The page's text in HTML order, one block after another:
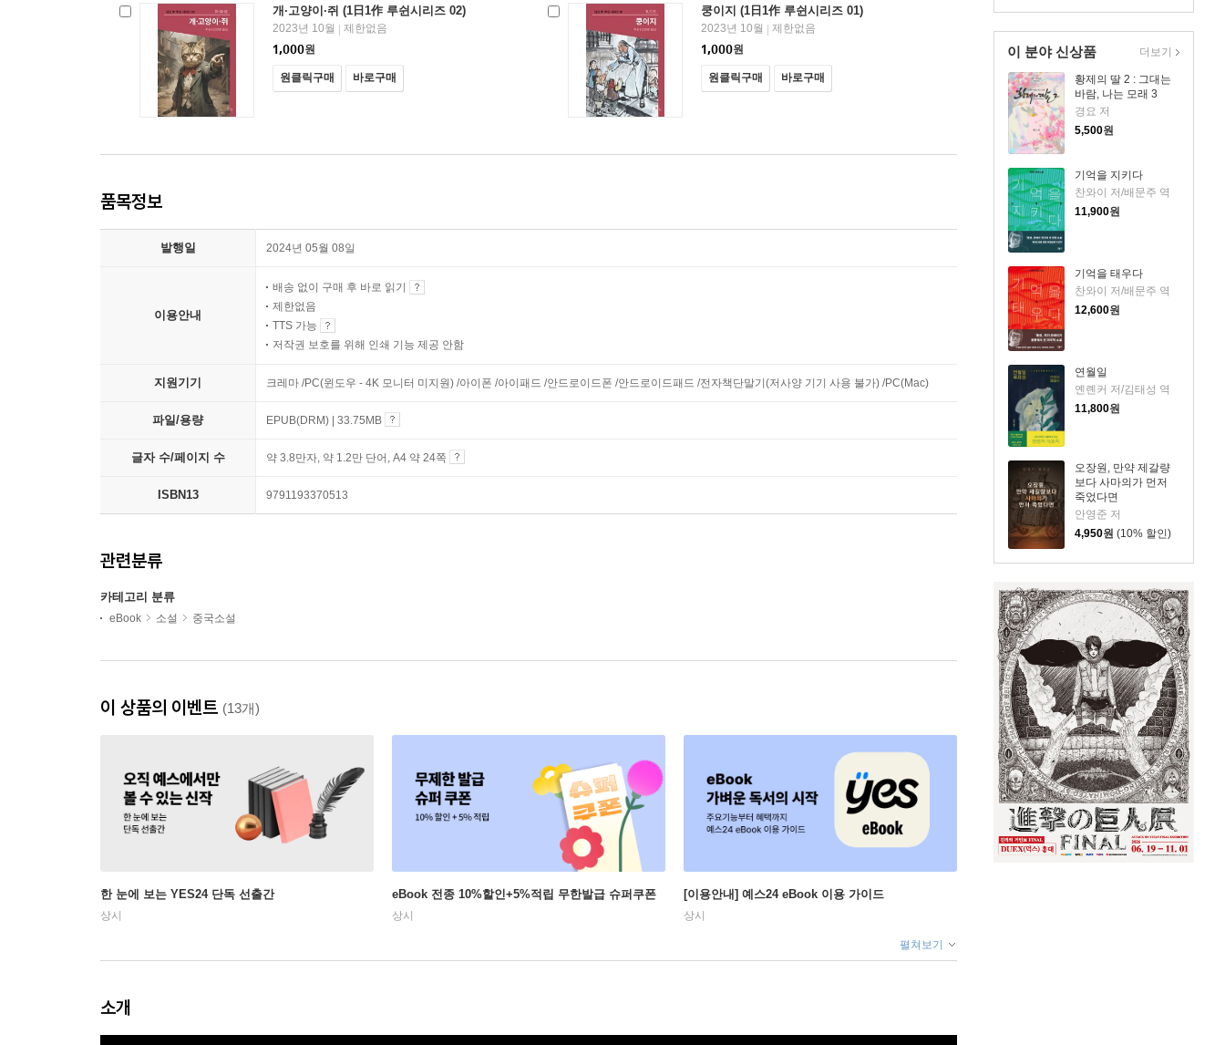
이 분야 신상품
황제의 딸 2 : 그대는
바람, 나는 모래 3
경요 저
5,500원
기억을 지키다
찬와이 저/배문주 역
11,900원
기억을 태우다
찬와이 저/배문주 역
12,600원
연월일
옌롄커 저/김태성 역
11,800원
오장원, 만약 제갈량
보다 사마의가 먼저
죽었다면
안영준 저
4,950원 (10% 할인)
더보기
개·고양이·쥐 (1日1作 루쉰시리즈 02)
2023년 10월 | 제한없음
1,000원
원클릭구매 바로구매
쿵이지 (1日1作 루쉰시리즈 01)
2023년 10월 | 제한없음
1,000원
원클릭구매 바로구매
품목정보
발행일 2024년 05월 08일
이용안내
배송 없이 구매 후 바로 읽기
제한없음
TTS 가능
저작권 보호를 위해 인쇄 기능 제공 안함
지원기기 크레마 /PC(윈도우 - 4K 모니터 미지원) /아이폰 /아이패드 /안드로이드폰 /안드로이드패드 /전자책단말기(저사양 기기 사용 불가) /PC(Mac)
파일/용량 EPUB(DRM) | 33.75MB
글자 수/페이지 수 약 3.8만자, 약 1.2만 단어, A4 약 24쪽
ISBN13 9791193370513
관련분류
카테고리 분류
eBook 소설 중국소설
이 상품의 이벤트 (13개)
한 눈에 보는 YES24 단독 선출간
상시
eBook 전종 10%할인+5%적립 무한발급 슈퍼쿠폰
상시
[이용안내] 예스24 eBook 이용 가이드
상시
펼쳐보기
소개